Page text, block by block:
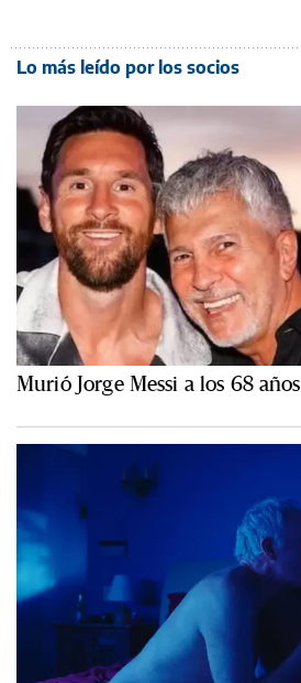
Lo más leído por los socios
Murió Jorge Messi a los 68 años